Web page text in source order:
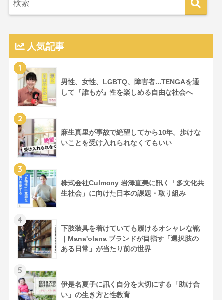
人気記事
1
男性、女性、LGBTQ、障害者...TENGAを通
して『誰もが』性を楽しめる自由な社会へ
2
麻生真里が事故で絶望してから10年。歩けな
いことを受け入れられなくてもいい
3
株式会社Culmony 岩澤直美に訊く「多文化共
生社会」に向けた日本の課題・取り組み
4
下肢装具を着けていても履けるオシャレな靴
｜Mana'olana ブランドが目指す「選択肢の
ある日常」が当たり前の世界
5
伊是名夏子に訊く自分を大切にする「助け合
い」の生き方と性教育